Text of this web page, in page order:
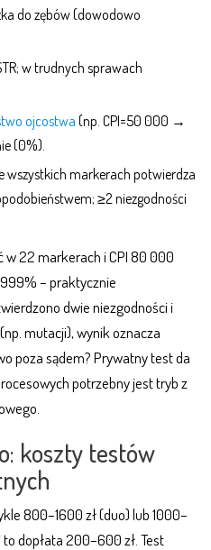
do zębów (dowodowo
w trudnych sprawach
ojcostwa (np. CPI=50 000 →
(0%).
wszystkich markerach potwierdza
≥2 niezgodności
w 22 markerach i CPI 80 000
– praktycznie
dwie niezgodności i
mutacji), wynik oznacza
poza sądem? Prywatny test da
potrzebny jest tryb z
koszty testów
800–1600 zł (duo) lub 1000–
dopłata 200–600 zł. Test